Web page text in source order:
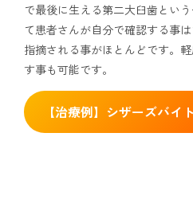
で最後に生える第二大臼歯とい
て患者さんが自分で確認する事
指摘される事がほとんどです。
す事も可能です。
【治療例】シザーズバイト